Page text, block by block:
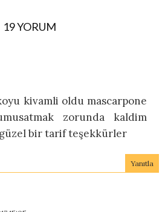
19 YORUM
kivamli oldu mascarpone
zorunda kaldim
güzel bir tarif teşekkürler
Yanıtla